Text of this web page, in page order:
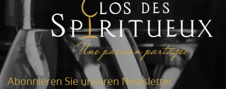
Abonnieren Sie unseren Newsletter